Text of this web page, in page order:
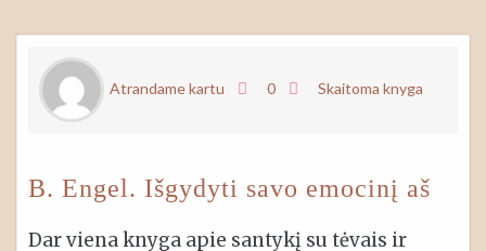
Atrandame kartu 0 Skaitoma knyga
B. Engel. Išgydyti savo emocinį aš
Dar viena knyga apie santykį su tėvais ir